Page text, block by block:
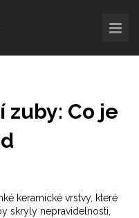
zuby: Co je
keramické vrstvy, které
skryly nepravidelnosti,